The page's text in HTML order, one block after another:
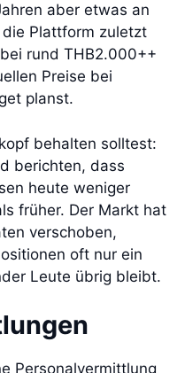
aber etwas an
Plattform zuletzt
rund THB2.000++
Preise bei
planst.
behalten solltest:
berichten, dass
heute weniger
früher. Der Markt hat
verschoben,
oft nur ein
Leute übrig bleibt.
Personalvermittlung